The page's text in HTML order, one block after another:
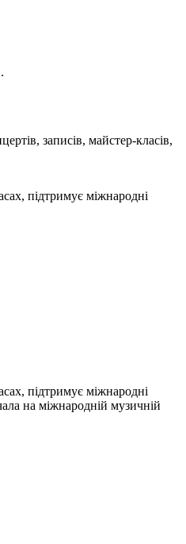
записів, майстер-класів,
підтримує міжнародні
підтримує міжнародні
на міжнародній музичній